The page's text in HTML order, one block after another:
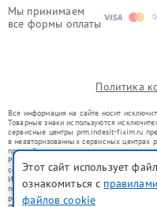
Мы принимаем
все формы оплаты
Политика
Вся информация на сайте носит
Товарные знаки используются
сервисные центры prm.indesit-fixim.ru
в неавторизованных сервисных
правообладателями товарных знаков
Ремонт осуществляется для устройств,
со статьей 1487 ГК РФ.
Использование товарных знаков не
потребителей в заблуждение, а служит
ремонту техники указанных брендов.
Этот сайт использует
ознакомиться с
файлов cookie